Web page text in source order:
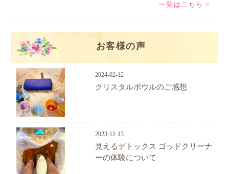
一覧はこちら >
お客様の声
2024-02-12
クリスタルボウルのご感想
2023-12-13
見えるデトックス ゴッドクリーナ
ーの体験について